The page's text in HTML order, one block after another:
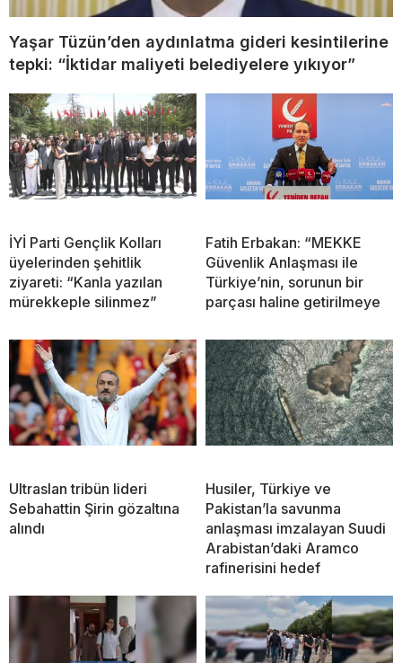
Yaşar Tüzün’den aydınlatma gideri kesintilerine
tepki: “İktidar maliyeti belediyelere yıkıyor”
İYİ Parti Gençlik Kolları
üyelerinden şehitlik
ziyareti: “Kanla yazılan
mürekkeple silinmez”
Fatih Erbakan: “MEKKE
Güvenlik Anlaşması ile
Türkiye’nin, sorunun bir
parçası haline getirilmeye
Ultraslan tribün lideri
Sebahattin Şirin gözaltına
alındı
Husiler, Türkiye ve
Pakistan’la savunma
anlaşması imzalayan Suudi
Arabistan’daki Aramco
rafinerisini hedef